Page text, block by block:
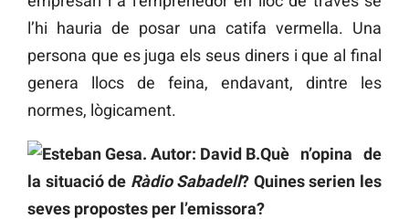
l’hi hauria de posar una catifa vermella. Una
persona que es juga els seus diners i que al final
genera llocs de feina, endavant, dintre les
normes, lògicament.
Què n’opina de
la situació de Ràdio Sabadell? Quines serien les
seves propostes per l’emissora?